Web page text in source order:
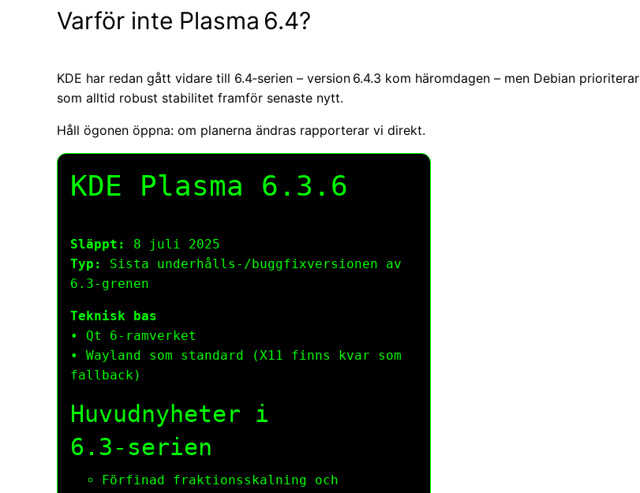
Varför inte Plasma 6.4?
KDE har redan gått vidare till 6.4‑serien – version 6.4.3 kom häromdagen – men Debian prioriterar
som alltid robust stabilitet framför senaste nytt.
Håll ögonen öppna: om planerna ändras rapporterar vi direkt.
KDE Plasma 6.3.6
Släppt:
8 juli 2025
Typ:
Sista underhålls‑/buggfixversionen av
6.3‑grenen
Teknisk bas
• Qt 6‑ramverket
• Wayland som standard (X11 finns kvar som
fallback)
Huvudnyheter i
6.3‑serien
Förfinad fraktionsskalning och